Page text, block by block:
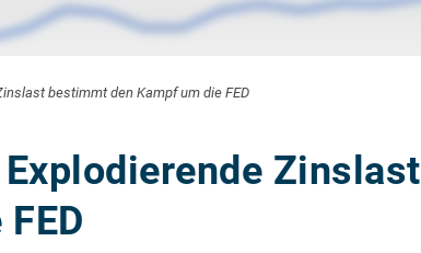
bestimmt den Kampf um die FED
Zinslast